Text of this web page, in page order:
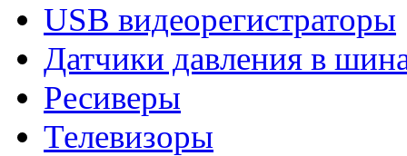
USB видеорегистраторы
Датчики давления в
Ресиверы
Телевизоры